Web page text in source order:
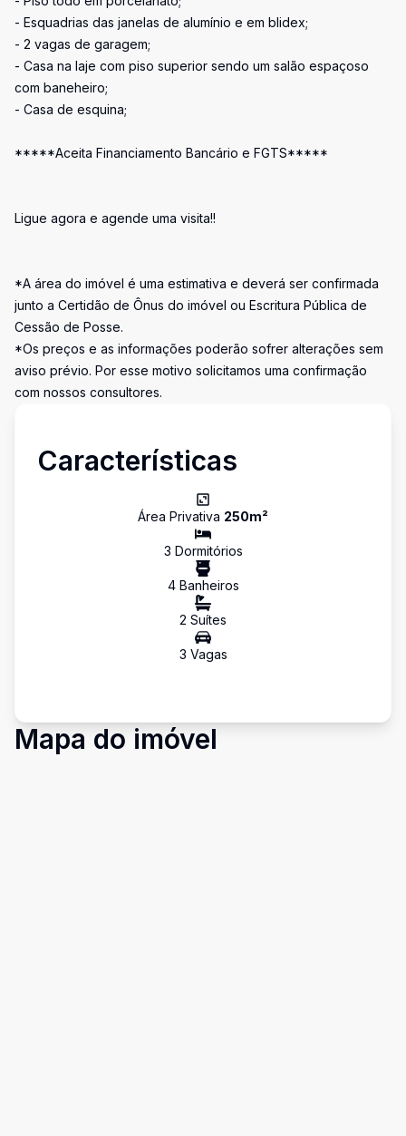
- Esquadrias das janelas de alumínio e em blidex;
- 2 vagas de garagem;
- Casa na laje com piso superior sendo um salão espaçoso
com baneheiro;
- Casa de esquina;
*****Aceita Financiamento Bancário e FGTS*****
Ligue agora e agende uma visita!!
*A área do imóvel é uma estimativa e deverá ser confirmada
junto a Certidão de Ônus do imóvel ou Escritura Pública de
Cessão de Posse.
*Os preços e as informações poderão sofrer alterações sem
aviso prévio. Por esse motivo solicitamos uma confirmação
com nossos consultores.
Características
Área Privativa 250m²
3 Dormitórios
4Banheiros
2 Suítes
3 Vagas
Mapa do imóvel